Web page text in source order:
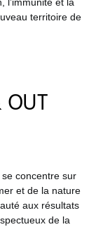
l’immunité et la
territoire de
concentre sur
et de la nature
aux résultats
de la